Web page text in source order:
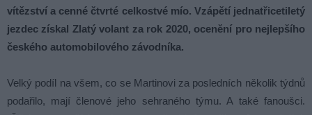
vítězství a cenné čtvrté celkostvé mío. Vzápětí jednatřicetiletý
jezdec získal Zlatý volant za rok 2020, ocenění pro nejlepšího
českého automobilového závodníka.
Velký podíl na všem, co se Martinovi za posledních několik týdnů
podařilo, mají členové jeho sehraného týmu. A také fanoušci.